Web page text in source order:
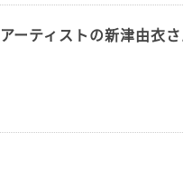
ーティストの新津由衣